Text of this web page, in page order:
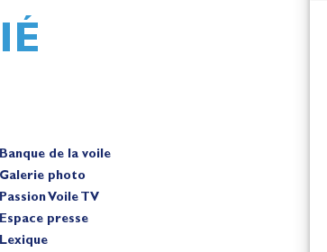
Banque de la voile
Galerie photo
Passion Voile TV
Espace presse
Lexique